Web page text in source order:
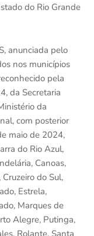
do Rio Grande
anunciada pelo
nos municípios
pela
da Secretaria
da
com posterior
maio de 2024,
do Rio Azul,
Canoas,
do Sul,
Estrela,
Marques de
Alegre, Putinga,
Rolante, Santa